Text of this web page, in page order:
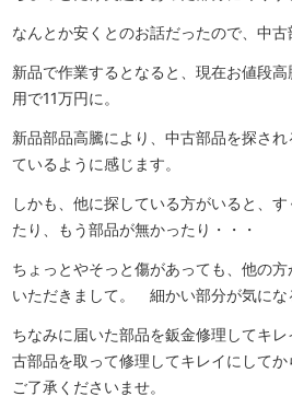
なんとか安くとのお話だったので、中古
新品で作業するとなると、現在お値段
用で11万円に。
新品部品高騰により、中古部品を探さ
ているように感じます。
しかも、他に探している方がいると、
たり、もう部品が無かったり・・・
ちょっとやそっと傷があっても、他の
いただきまして。 細かい部分が気に
ちなみに届いた部品を鈑金修理してキ
古部品を取って修理してキレイにして
ご了承くださいませ。